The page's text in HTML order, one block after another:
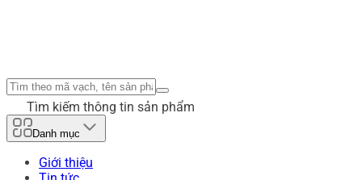
Tìm kiếm thông tin sản phẩm
Danh mục
Giới thiệu